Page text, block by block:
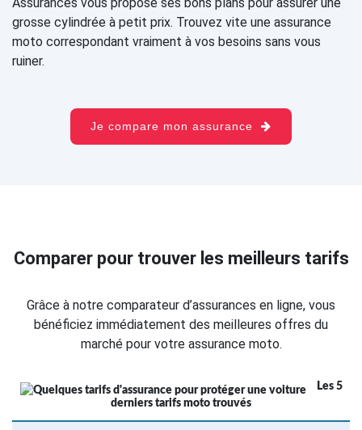
grosse cylindrée à petit prix. Trouvez vite une assurance
moto correspondant vraiment à vos besoins sans vous
ruiner.
Je compare mon assurance
Comparer pour trouver les meilleurs tarifs
Grâce à notre comparateur d’assurances en ligne, vous
bénéficiez immédiatement des meilleures offres du
marché pour votre assurance moto.
Les 5
derniers tarifs moto trouvés